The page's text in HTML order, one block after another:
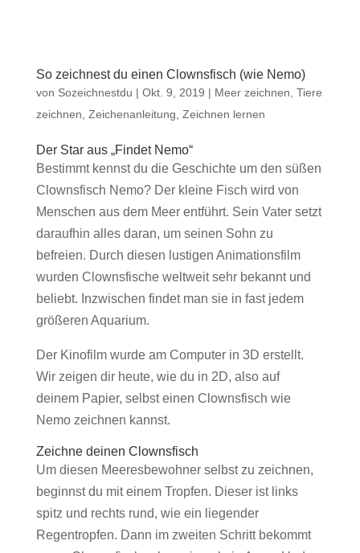
So zeichnest du einen Clownsfisch (wie Nemo)
von Sozeichnestdu | Okt. 9, 2019 | Meer zeichnen Tiere
zeichnen Zeichenanleitung Zeichnen lernen
Der Star aus „Findet Nemo“
Bestimmt kennst du die Geschichte um den süßen
Clownsfisch Nemo? Der kleine Fisch wird von
Menschen aus dem Meer entführt. Sein Vater setzt
daraufhin alles daran, um seinen Sohn zu
befreien. Durch diesen lustigen Animationsfilm
wurden Clownsfische weltweit sehr bekannt und
beliebt. Inzwischen findet man sie in fast jedem
größeren Aquarium.
Der Kinofilm wurde am Computer in 3D erstellt.
Wir zeigen dir heute, wie du in 2D, also auf
deinem Papier, selbst einen Clownsfisch wie
Nemo zeichnen kannst.
Zeichne deinen Clownsfisch
Um diesen Meeresbewohner selbst zu zeichnen,
beginnst du mit einem Tropfen. Dieser ist links
spitz und rechts rund, wie ein liegender
Regentropfen. Dann im zweiten Schritt bekommt